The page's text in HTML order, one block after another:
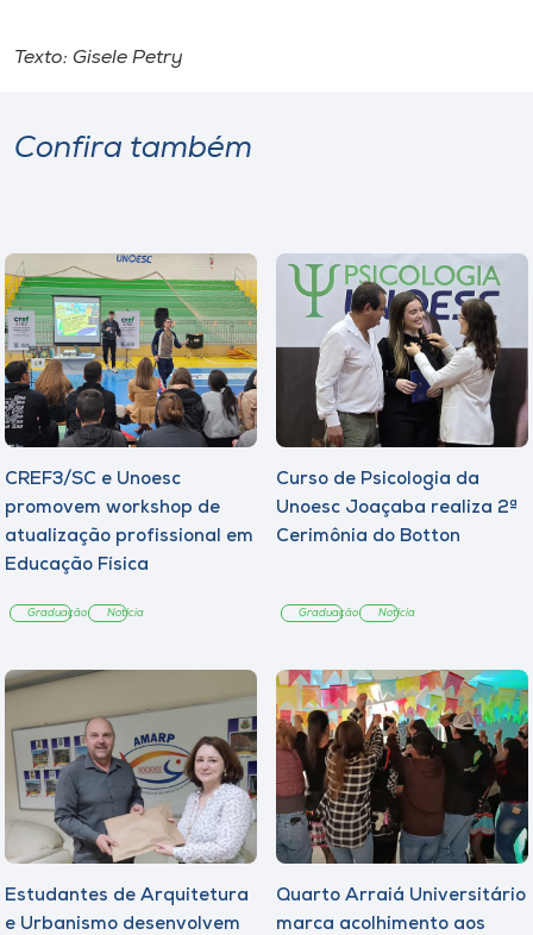
Texto: Gisele Petry
Confira também
CREF3/SC e Unoesc
promovem workshop de
atualização profissional em
Educação Física
Graduação Notícia
Curso de Psicologia da
Unoesc Joaçaba realiza 2ª
Cerimônia do Botton
Graduação Notícia
Estudantes de Arquitetura
e Urbanismo desenvolvem
Quarto Arraiá Universitário
marca acolhimento aos